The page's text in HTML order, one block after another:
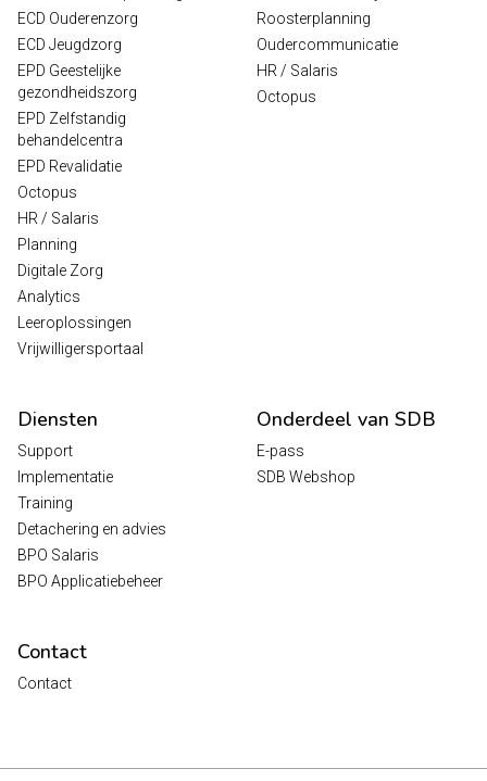
ECD Ouderenzorg
ECD Jeugdzorg
EPD Geestelijke
gezondheidszorg
EPD Zelfstandig
behandelcentra
EPD Revalidatie
Octopus
HR / Salaris
Planning
Digitale Zorg
Analytics
Leeroplossingen
Vrijwilligersportaal
Roosterplanning
Oudercommunicatie
HR / Salaris
Octopus
Diensten
Support
Implementatie
Training
Detachering en advies
BPO Salaris
BPO Applicatiebeheer
Onderdeel van SDB
E-pass
SDB Webshop
Contact
Contact